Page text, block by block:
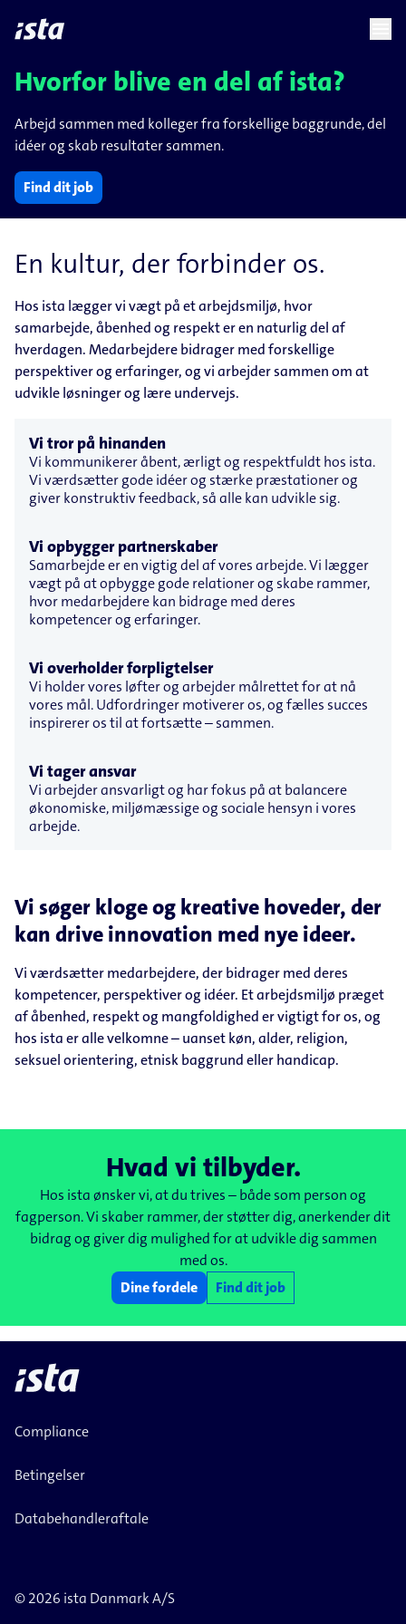
languagechevron_right
Hvorfor blive en del af ista?
Arbejd sammen med kolleger fra forskellige baggrunde, del
idéer og skab resultater sammen.
Find dit job
En kultur, der forbinder os.
Hos ista lægger vi vægt på et arbejdsmiljø, hvor
samarbejde, åbenhed og respekt er en naturlig del af
hverdagen. Medarbejdere bidrager med forskellige
perspektiver og erfaringer, og vi arbejder sammen om at
udvikle løsninger og lære undervejs.
Vi tror på hinanden
Vi kommunikerer åbent, ærligt og respektfuldt hos ista.
Vi værdsætter gode idéer og stærke præstationer og
giver konstruktiv feedback, så alle kan udvikle sig.
Vi opbygger partnerskaber
Samarbejde er en vigtig del af vores arbejde. Vi lægger
vægt på at opbygge gode relationer og skabe rammer,
hvor medarbejdere kan bidrage med deres
kompetencer og erfaringer.
Vi overholder forpligtelser
Vi holder vores løfter og arbejder målrettet for at nå
vores mål. Udfordringer motiverer os, og fælles succes
inspirerer os til at fortsætte – sammen.
Vi tager ansvar
Vi arbejder ansvarligt og har fokus på at balancere
økonomiske, miljømæssige og sociale hensyn i vores
arbejde.
Vi søger kloge og kreative hoveder, der
kan drive innovation med nye ideer.
Vi værdsætter medarbejdere, der bidrager med deres
kompetencer, perspektiver og idéer. Et arbejdsmiljø præget
af åbenhed, respekt og mangfoldighed er vigtigt for os, og
hos ista er alle velkomne – uanset køn, alder, religion,
seksuel orientering, etnisk baggrund eller handicap.
Hvad vi tilbyder.
Hos ista ønsker vi, at du trives – både som person og
fagperson. Vi skaber rammer, der støtter dig, anerkender dit
bidrag og giver dig mulighed for at udvikle dig sammen
med os.
Dine fordele
Find dit job
Compliance
Betingelser
Databehandleraftale
© 2026 ista Danmark A/S